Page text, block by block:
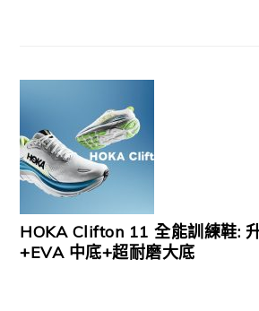
HOKA Clifton 11 全能訓練鞋:
+EVA 中底+超耐磨大底